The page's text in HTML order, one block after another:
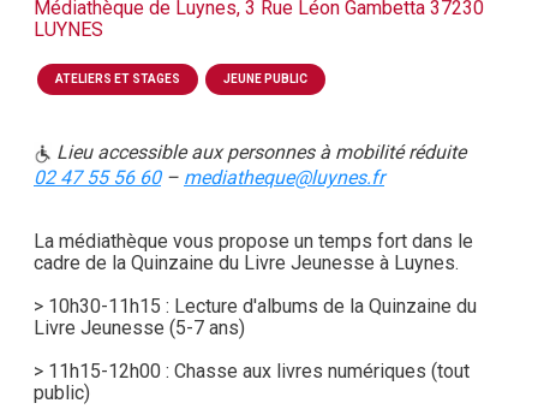
Médiathèque de Luynes, 3 Rue Léon Gambetta 37230
LUYNES
ATELIERS ET STAGES JEUNE PUBLIC
Lieu accessible aux personnes à mobilité réduite
02 47 55 56 60– mediatheque@luynes.fr
La médiathèque vous propose un temps fort dans le
cadre de la Quinzaine du Livre Jeunesse à Luynes.
> 10h30-11h15 : Lecture d'albums de la Quinzaine du
Livre Jeunesse (5-7 ans)
> 11h15-12h00 : Chasse aux livres numériques (tout
public)